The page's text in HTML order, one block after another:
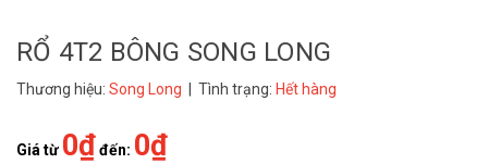
RỔ 4T2 BÔNG SONG LONG
Thương hiệu: Song Long | Tình trạng: Hết hàng
Giá từ 0₫đến: 0₫